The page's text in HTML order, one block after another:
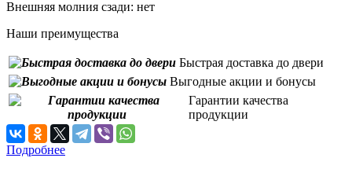
Внешняя молния сзади: нет
Наши преимущества
Быстрая доставка до двери
Выгодные акции и бонусы
Гарантии качества
продукции
Подробнее